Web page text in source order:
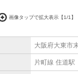
画像タップで拡大表示【1/1】
大阪府大東市
片町線 住道駅